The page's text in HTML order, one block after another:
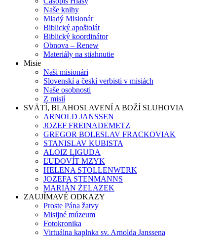
Naše knihy
Mladý Misionár
Biblický apoštolát
Biblický koordinátor
Obnova – Renew
Materiály na stiahnutie
Misie
Naši misionári
Slovenskí a českí verbisti v misiách
Naše osobnosti
Z misií
SVÄTÍ, BLAHOSLAVENÍ A BOŽÍ SLUHOVIA
ARNOLD JANSSEN
JOZEF FREINADEMETZ
GREGOR BOLESLAV FRACKOVIAK
STANISLAV KUBISTA
ALOIZ LIGUDA
ĽUDOVÍT MZYK
HELENA STOLLENWERK
JOZEFA STENMANNS
MARIÁN ŻELAZEK
ZAUJÍMAVÉ ODKAZY
Proste Pána žatvy
Misijné múzeum
Fotokronika
Virtuálna kaplnka sv. Arnolda Janssena